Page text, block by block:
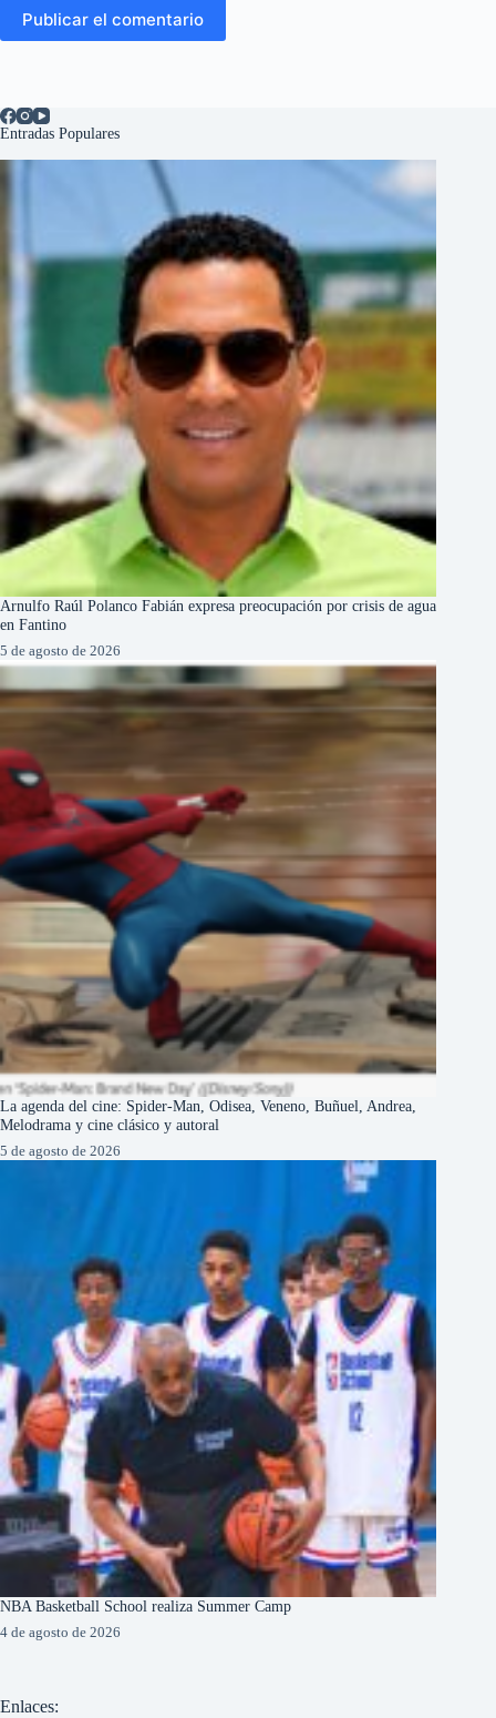
Publicar el comentario
Entradas Populares
Arnulfo Raúl Polanco Fabián expresa preocupación por crisis de agua
en Fantino
5 de agosto de 2026
La agenda del cine: Spider-Man, Odisea, Veneno, Buñuel, Andrea,
Melodrama y cine clásico y autoral
5 de agosto de 2026
NBA Basketball School realiza Summer Camp
4 de agosto de 2026
Enlaces: